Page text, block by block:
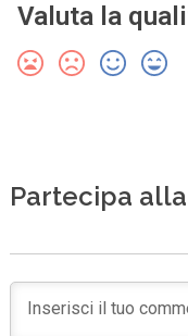
Valuta la
Partecipa